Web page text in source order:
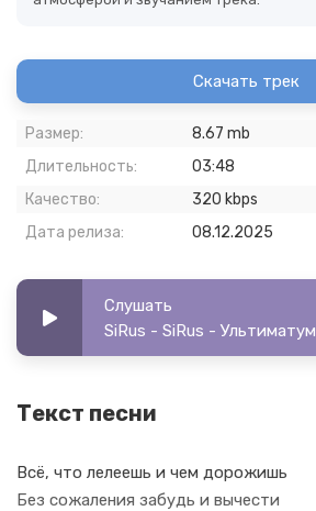
Скачать трек
Размер:
8.67 mb
Длительность:
03:48
Качество:
320 kbps
Дата релиза:
08.12.2025
Слушать
SiRus - SiRus - Ультиматум
Текст песни
Всё, что лелеешь и чем дорожишь
Без сожаления забудь и вычести